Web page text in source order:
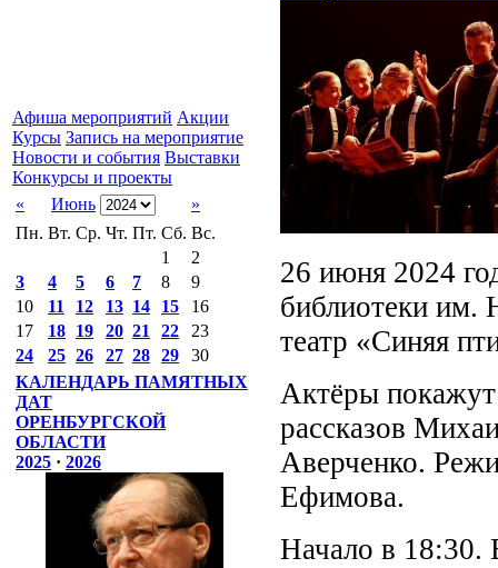
Афиша мероприятий Акции
Курсы Запись на мероприятие
Новости и события Выставки
Конкурсы и проекты
«
Июнь
»
Пн. Вт. Ср. Чт. Пт. Сб. Вс.
1
2
3
4 5 6 7 8
9
10
11 12 13 14 15
16
17
18 19 20 21 22
23
24
25 26 27 28 29
30
КАЛЕНДАРЬ ПАМЯТНЫХ
ДАТ
ОРЕНБУРГСКОЙ
ОБЛАСТИ
2025 · 2026
26 июня 2024
библиотеки им.
театр «Синяя
Актёры
рассказов
Аверченко.
Ефимова.
Начало в 18:30.